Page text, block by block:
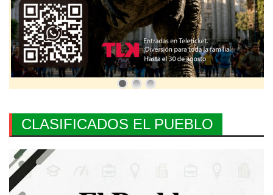
CLASIFICADOS EL PUEBLO